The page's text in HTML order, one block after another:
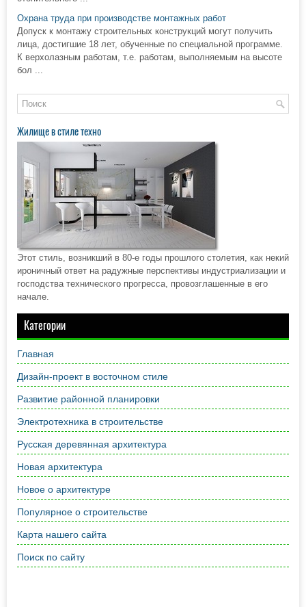
Охрана труда при производстве монтажных работ
Допуск к монтажу строительных конструкций могут получить
лица, достигшие 18 лет, обученные по специальной программе.
К верхолазным работам, т.е. работам, выполняемым на высоте
бол ...
Жилище в стиле техно
Этот стиль, возникший в 80-е годы прошлого столетия, как некий
ироничный ответ на радужные перспективы индустриализации и
господства технического прогресса, провозглашенные в его
начале.
Категории
Главная
Дизайн-проект в восточном стиле
Развитие районной планировки
Электротехника в строительстве
Русская деревянная архитектура
Новая архитектура
Новое о архитектуре
Популярное о строительстве
Карта нашего сайта
Поиск по сайту